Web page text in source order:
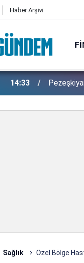
Haber Arşivi
14:33
13:29
Bakan
Sağlık Özel Bölge